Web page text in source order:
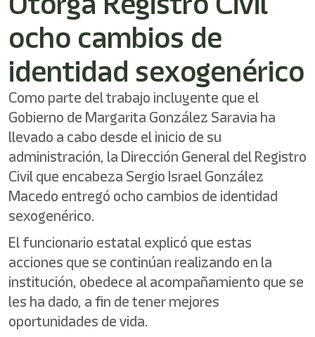
ocho cambios de
identidad sexogenérico
Como parte del trabajo incluyente que el
Gobierno de Margarita González Saravia ha
llevado a cabo desde el inicio de su
administración, la Dirección General del Registro
Civil que encabeza Sergio Israel González
Macedo entregó ocho cambios de identidad
sexogenérico.
El funcionario estatal explicó que estas
acciones que se continúan realizando en la
institución, obedece al acompañamiento que se
les ha dado, a fin de tener mejores
oportunidades de vida.